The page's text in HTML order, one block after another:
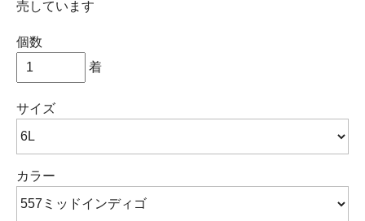
売しています
個数
着
サイズ
カラー